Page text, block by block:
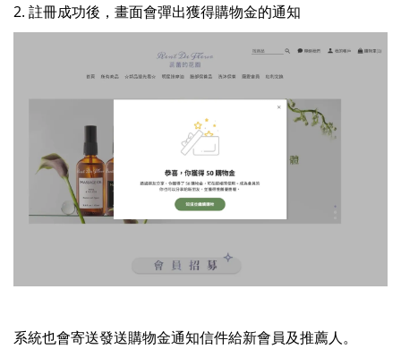
2. 註冊成功後，畫面會彈出獲得購物金的通知
系統也會寄送發送購物金通知信件給新會員及推薦人。